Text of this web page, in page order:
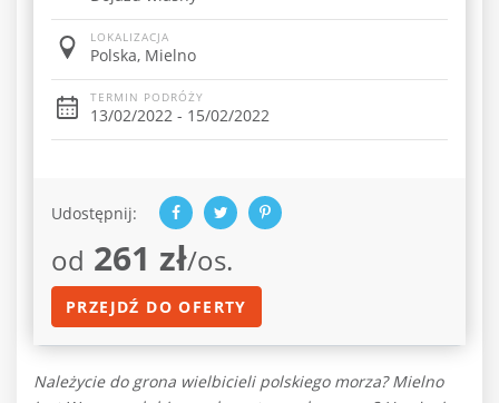
LOKALIZACJA
Polska, Mielno
TERMIN PODRÓŻY
13/02/2022 - 15/02/2022
Udostępnij:
od 261 zł/os.
PRZEJDŹ DO OFERTY
Należycie do grona wielbicieli polskiego morza? Mielno